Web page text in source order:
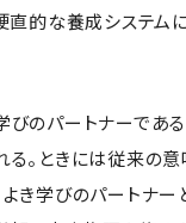
直的な養成システム
のパートナーであ
。ときには従来の意
き学びのパートナ